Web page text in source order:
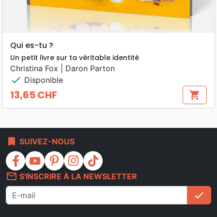
Qui es-tu ?
Un petit livre sur ta véritable identité
Christina Fox | Daron Parton
check Disponible
Prix
13,65 CHF shopping_cart
bookmark SUIVEZ-NOUS
facebook youtube pinterest instagram
tiktok
mail_outline S'INSCRIRE À LA NEWSLETTER
check